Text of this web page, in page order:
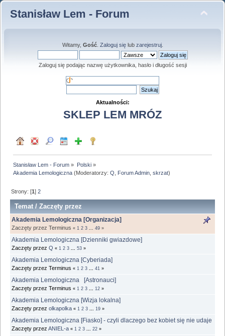
Stanisław Lem - Forum
Witamy, Gość. Zaloguj sięlub zarejestruj.
Zaloguj się podając nazwę użytkownika, hasło i długość sesji
Aktualności:
SKLEP LEM MRÓZ
Stanisław Lem - Forum » Polski»
Akademia Lemologiczna (Moderatorzy:Q Forum Admin ,skrzat)
Strony: [1]2
Temat /Zaczęty przez
Akademia Lemologiczna [Organizacja]
Zaczęty przez Terminus « 1 2 3 49 »
Akademia Lemologiczna [Dzienniki gwiazdowe]
Zaczęty przez Q « 1 2 3 53 »
Akademia Lemologiczna [Cyberiada]
Zaczęty przez Terminus « 1 2 3 41 »
Akademia Lemologiczna [Astronauci]
Zaczęty przez Terminus « 1 2 3 12 »
Akademia Lemologiczna [Wizja lokalna]
Zaczęty przez olkapolka « 1 2 3 19 »
Akademia Lemologiczna [Fiasko] - czyli dlaczego bez kobiet się nie udaje
Zaczęty przez ANIEL-a « 1 2 3 22 »